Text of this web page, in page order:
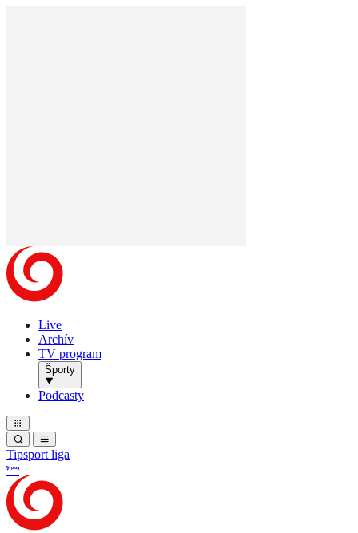
Live
Archív
TV program
Športy
Podcasty
Tipsport liga